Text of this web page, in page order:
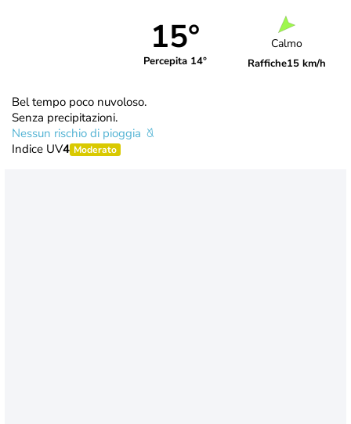
15°
Percepita 14°
Calmo
Raffiche15 km/h
Bel tempo poco nuvoloso.
Senza precipitazioni.
Nessun rischio di pioggia
Indice UV4 Moderato